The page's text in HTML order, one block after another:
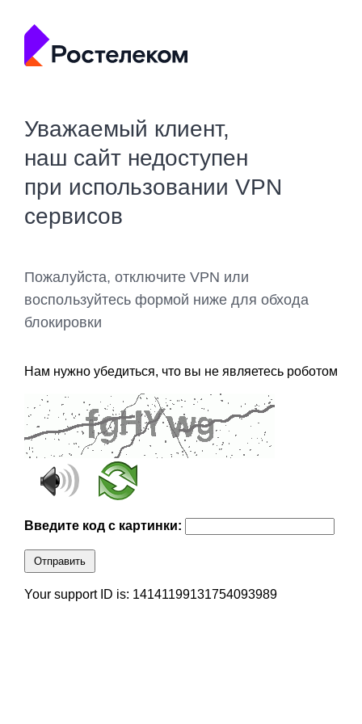
Уважаемый клиент,
наш сайт недоступен
при использовании VPN
сервисов
Пожалуйста, отключите VPN или
воспользуйтесь формой ниже для обхода
блокировки
Нам нужно убедиться, что вы не являетесь роботом
Введите код с картинки:
Отправить
Your support ID is: 14141199131754093989